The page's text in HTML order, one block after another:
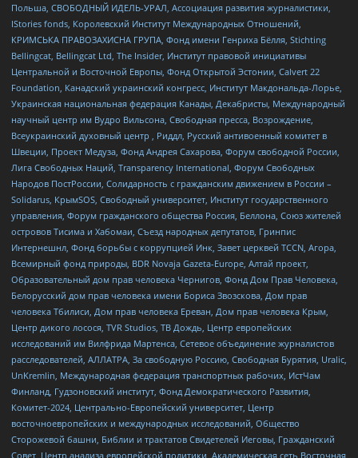
Польша, СВОБОДНЫЙ ИДЕЛЬ-УРАЛ, Ассоциация развития журналистики,
IStories fonds, Королевский Институт Международных Отношений,
КРИМСЬКА ПРАВОЗАХИСНА ГРУПА, Фонд имени Генриха Бёлля, Stichting
Bellingcat, Bellingcat Ltd, The Insider, Институт правовой инициативы
Центральной и Восточной Европы, Фонд Открытой Эстонии, Calvert 22
Foundation, Канадский украинский конгресс, Институт Макдональда-Лорье,
Украинская национальная федерация Канады, Декабристы, Международный
научный центр им Вудро Вильсона, Свободная пресса, Возрождение,
Всеукраинский духовный центр , Риддл, Русский антивоенный комитет в
Швеции, Проект Медуза, Фонд Андрея Сахарова, Форум свободной России,
Лига Свободных Наций, Transparеncy International, Форум Свободных
Народов ПостРоссии, Солидарность с гражданским движением в России –
Solidarus, КрымSOS, Свободный университет, Институт государственного
управления, Форум гражданского общества Россия, Беллона, Союз жителей
островов Тисима и Хабомаи, Съезд народных депутатов, Гринпис
Интернешнл, Фонд борьбы с коррупцией Инк, Завет церквей TCCN, Агора,
Всемирный фонд природы, BDR Novaja Gazeta-Europe, Алтай проект,
Образовательный дом прав человека Чернигов, Фонд Дом Прав Человека,
Белорусский дом прав человека имени Бориса Звозскова, Дом прав
человека Тбилиси, Дом прав человека Ереван, Дом прав человека Крым,
Центр дикого лосося, TVR Studios, ТВ Дождь, Центр европейских
исследований им Вилфрида Мартенса, Сетевое объединение журналистов
расследователей, АЛЛАТРА, За свободную Россию, Свободная Бурятия, Uralic,
UnKremlin, Международная федерация транспортных рабочих, ИстЧам
Финланд, Гудзоновский институт, Фонд Демократического Развития,
Комитет-2024, Центрально-Европейский университет, Центр
восточноевропейских и международных исследований, Общество
Сторожевой башни, Библии и трактатов Свидетелей Иеговы, Гражданский
Совет, Центр анализа европейской политики, Академическая сеть Восточная